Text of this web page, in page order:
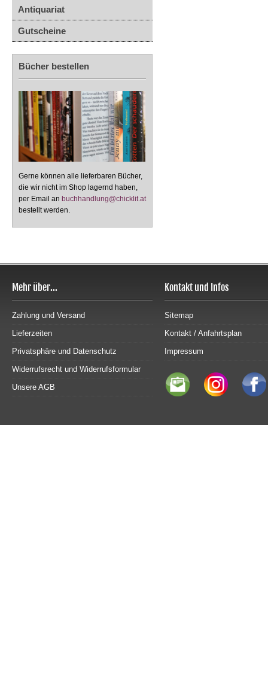
Antiquariat
Gutscheine
Bücher bestellen
Gerne können alle lieferbaren Bücher,
die wir nicht im Shop lagernd haben,
per Email an buchhandlung@chicklit.at
bestellt werden.
Mehr über...
Zahlung und Versand
Lieferzeiten
Privatsphäre und Datenschutz
Widerrufsrecht und Widerrufsformular
Unsere AGB
Kontakt und Infos
Sitemap
Kontakt / Anfahrtsplan
Impressum